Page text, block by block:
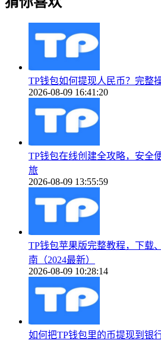
TP钱包如何提现人民币？完整
2026-08-09 16:41:20
TP钱包在线创建全攻略，安全
旅
2026-08-09 13:55:59
TP钱包苹果版完整教程，下载
南（2024最新）
2026-08-09 10:28:14
如何把TP钱包里的币提现到银